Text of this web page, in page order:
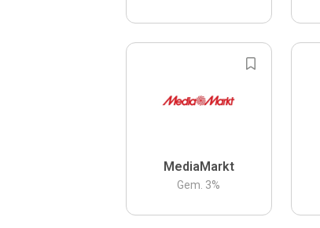
MediaMarkt
Gem. 3%